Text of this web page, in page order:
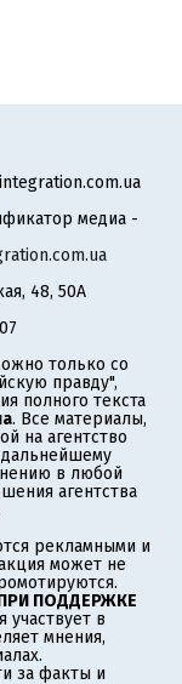
медиа -
48, 50А
только со
правду",
полного текста
. Все материалы,
на агентство
в любой
агентства
рекламными и
может не
ПОДДЕРЖКЕ
в
мнения,
за факты и